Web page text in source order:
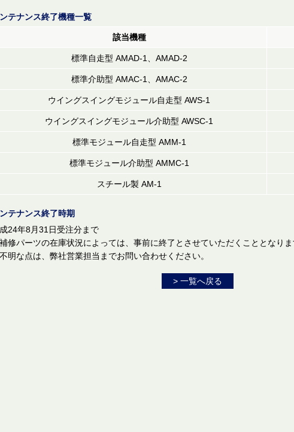
テナンス終了機種一覧
該当機種
標準自走型 AMAD-1、AMAD-2
標準介助型 AMAC-1、AMAC-2
ウイングスイングモジュール自走型 AWS-1
ウイングスイングモジュール介助型 AWSC-1
標準モジュール自走型 AMM-1
標準モジュール介助型 AMMC-1
スチール製 AM-1
テナンス終了時期
24年8月31日受注分まで
修パーツの在庫状況によっては、事前に終了とさせていただくこととなりま
明な点は、弊社営業担当までお問い合わせください。
> 一覧へ戻る